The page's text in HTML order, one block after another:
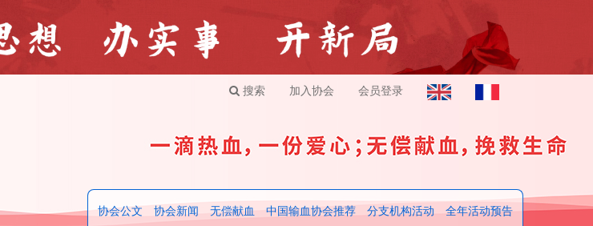
搜索 加入协会 会员登录
协会公文 协会新闻 无偿献血 中国输血协会推荐 分支机构活动 全年活动预告